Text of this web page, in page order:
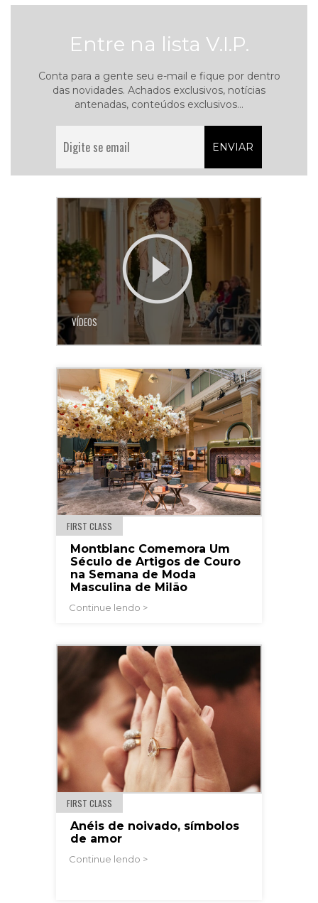
Entre na lista V.I.P.
Conta para a gente seu e-mail e fique por dentro
das novidades. Achados exclusivos, notícias
antenadas, conteúdos exclusivos...
VÍDEOS
FIRST CLASS
Montblanc Comemora Um
Século de Artigos de Couro
na Semana de Moda
Masculina de Milão
Continue lendo >
FIRST CLASS
Anéis de noivado, símbolos
de amor
Continue lendo >